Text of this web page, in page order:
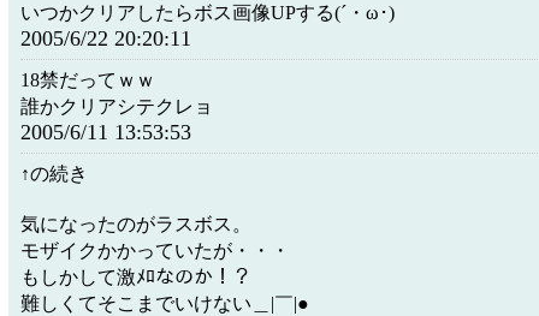
いつかクリアしたらボス画像UPする(´・ω･)
2005/6/22 20:20:11
18禁だってｗｗ
誰かクリアシテクレョ
2005/6/11 13:53:53
↑の続き
気になったのがラスボス。
モザイクかかっていたが・・・
もしかして激ﾒﾛなのか！？
難しくてそこまでいけない＿|￣|●